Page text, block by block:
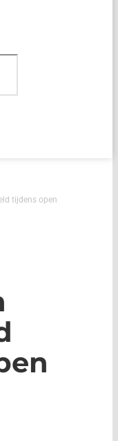
tijdens open